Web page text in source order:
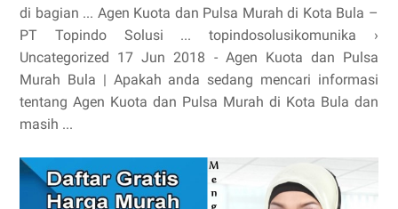
di bagian ... Agen Kuota dan Pulsa Murah di Kota Bula –
PT Topindo Solusi ... topindosolusikomunika ›
Uncategorized 17 Jun 2018 - Agen Kuota dan Pulsa
Murah Bula | Apakah anda sedang mencari informasi
tentang Agen Kuota dan Pulsa Murah di Kota Bula dan
masih ...